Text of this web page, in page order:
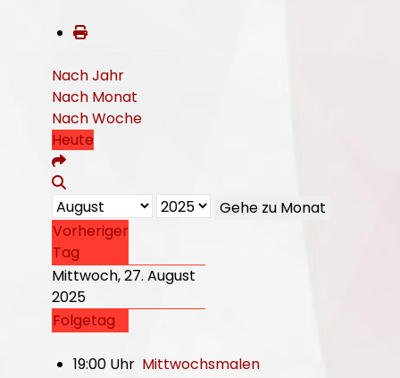
Nach Jahr
Nach Monat
Nach Woche
Heute
Gehe zu Monat
Vorheriger
Tag
Mittwoch, 27. August
2025
Folgetag
19:00 Uhr Mittwochsmalen